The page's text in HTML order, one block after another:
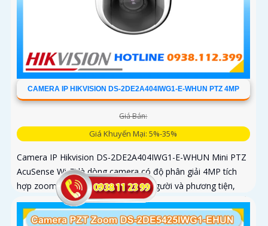
CAMERA IP HIKVISION DS-2DE2A404IWG1-E-WHUN PTZ 4MP
Giá Bán:
Giá Khuyến Mại: 5%-35%
Camera IP Hikvision DS-2DE2A404IWG1-E-WHUN Mini PTZ
AcuSense Wi-Fi là dòng camera có độ phân giải 4MP tích
hợp zoom quang 4X, AI nhận diện người và phương tiện,
đàm thoại hai chiều, hồng ngoại 20m cùng khả năng kết nối
không dây linh hoạt cho hệ thống giám sát hiện đại